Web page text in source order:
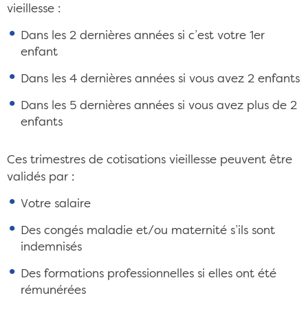
vieillesse :
Dans les 2 dernières années si c’est votre 1er
enfant
Dans les 4 dernières années si vous avez 2 enfants
Dans les 5 dernières années si vous avez plus de 2
enfants
Ces trimestres de cotisations vieillesse peuvent être
validés par :
Votre salaire
Des congés maladie et/ou maternité s’ils sont
indemnisés
Des formations professionnelles si elles ont été
rémunérées